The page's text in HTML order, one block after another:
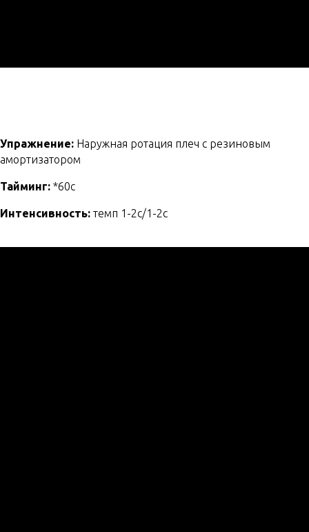
Упражнение: Наружная ротация плеч с резиновым
амортизатором
Тайминг: *60с
Интенсивность: темп 1-2с/1-2с